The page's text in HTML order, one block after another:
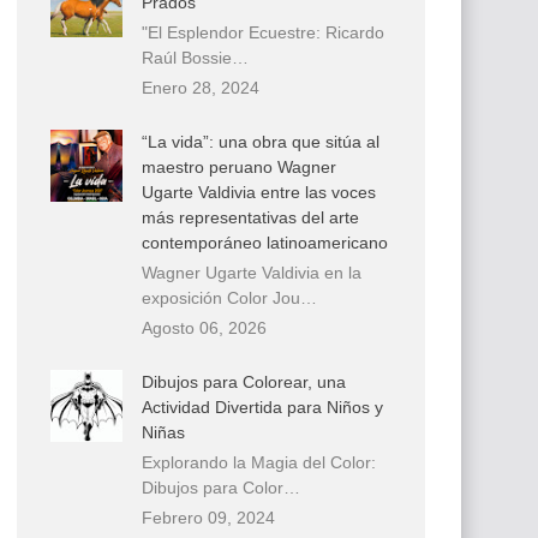
"El Esplendor Ecuestre: Ricardo
Raúl Bossie…
Enero 28, 2024
“La vida”: una obra que sitúa al
maestro peruano Wagner
Ugarte Valdivia entre las voces
más representativas del arte
contemporáneo latinoamericano
Wagner Ugarte Valdivia en la
exposición Color Jou…
Agosto 06, 2026
Dibujos para Colorear, una
Actividad Divertida para Niños y
Niñas
Explorando la Magia del Color:
Dibujos para Color…
Febrero 09, 2024